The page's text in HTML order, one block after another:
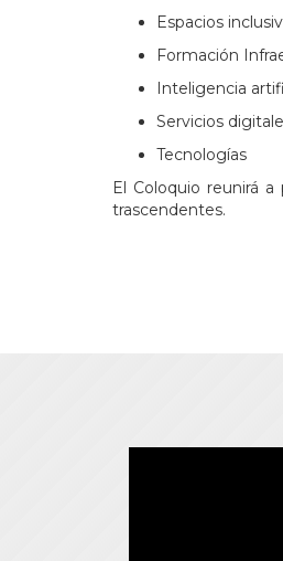
Espacios
Formación
Inteligencia
Servicios
Tecnologías
El Coloquio reunirá
trascendentes.